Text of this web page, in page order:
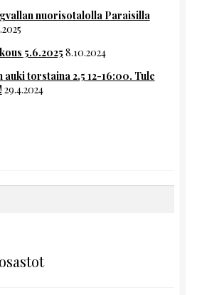
nuorisotalolla Paraisilla
5.6.2025 8.10.2024
auki torstaina 2.5 12-16:00. Tule
29.4.2024